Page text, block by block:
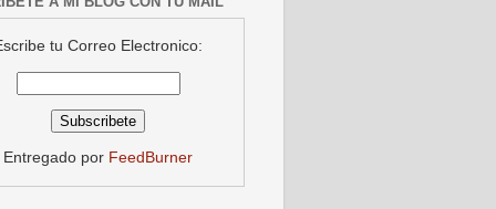
tu Correo Electronico:
Entregado por FeedBurner